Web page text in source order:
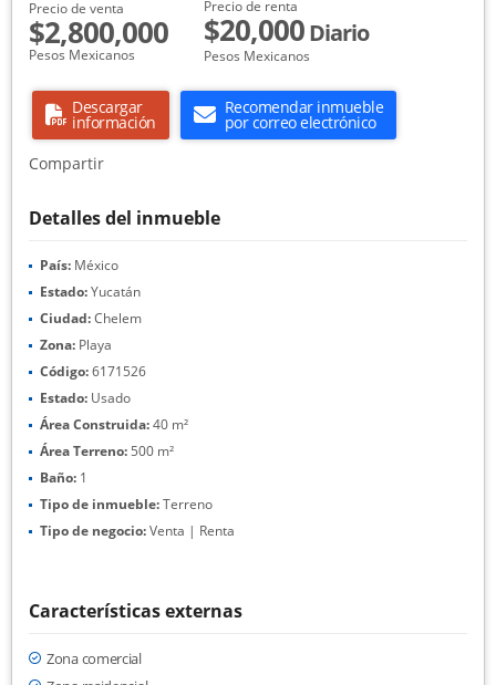
Precio de venta
$2,800,000
Pesos Mexicanos
Precio de renta
$20,000Diario
Pesos Mexicanos
Descargar
información
Recomendar inmueble
por correo electrónico
Compartir
Detalles del inmueble
País: México
Estado:Yucatán
Ciudad:Chelem
Zona: Playa
Código:6171526
Estado: Usado
Área Construida:40 m²
Área Terreno: 500 m²
Baño: 1
Tipo de inmueble:Terreno
Tipo de negocio:Venta | Renta
Características externas
Zona comercial